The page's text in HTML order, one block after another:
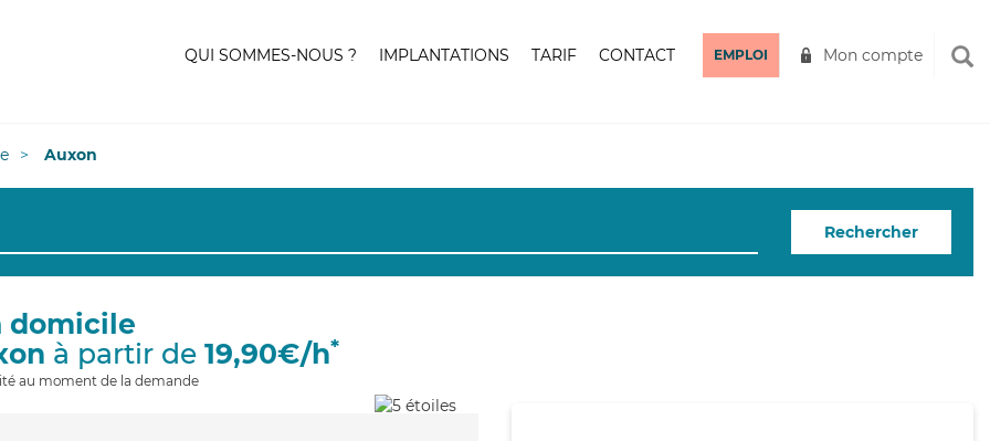
QUI SOMMES-NOUS ? IMPLANTATIONS TARIF CONTACT EMPLOI Mon compte
Auxon
Rechercher
domicile
à partir de 19,90€/h*
au moment de la demande